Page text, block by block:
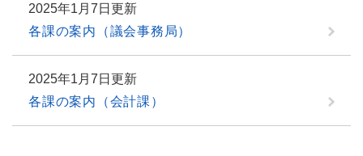
2025年1月7日更新
各課の案内（議会事務局）
2025年1月7日更新
各課の案内（会計課）